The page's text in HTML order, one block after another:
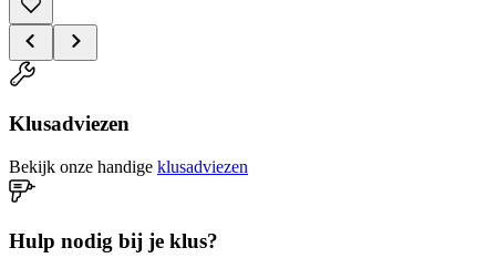
Klusadviezen
Bekijk onze handige klusadviezen
Hulp nodig bij je klus?